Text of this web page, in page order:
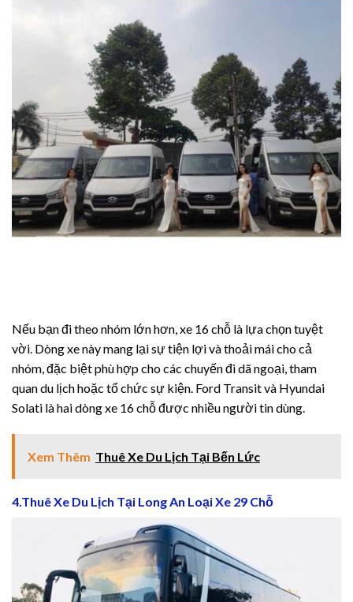
Nếu bạn đi theo nhóm lớn hơn, xe 16 chỗ là lựa chọn tuyệt
vời. Dòng xe này mang lại sự tiện lợi và thoải mái cho cả
nhóm, đặc biệt phù hợp cho các chuyến đi dã ngoại, tham
quan du lịch hoặc tổ chức sự kiện. Ford Transit và Hyundai
Solati là hai dòng xe 16 chỗ được nhiều người tin dùng.
Xem Thêm Thuê Xe Du Lịch Tại Bến Lức
4.Thuê Xe Du Lịch Tại Long An Loại Xe 29 Chỗ